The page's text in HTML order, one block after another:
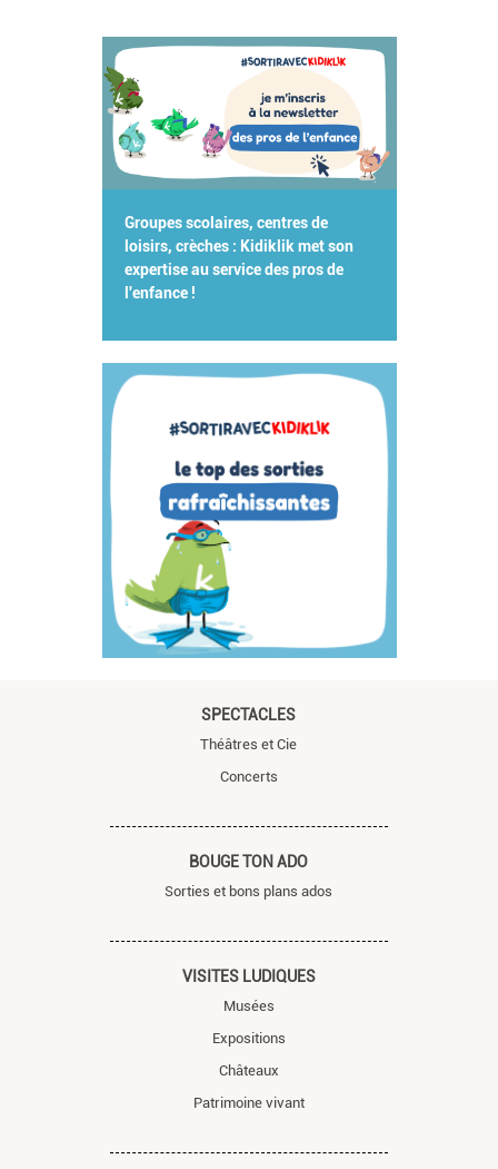
Groupes scolaires, centres de
loisirs, crèches : Kidiklik met son
expertise au service des pros de
l'enfance !
SPECTACLES
Théâtres et Cie
Concerts
BOUGE TON ADO
Sorties et bons plans ados
VISITES LUDIQUES
Musées
Expositions
Châteaux
Patrimoine vivant